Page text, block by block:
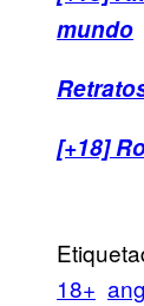
mundo
[+18]
18+